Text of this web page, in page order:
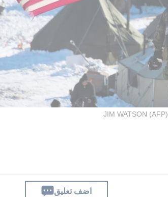
JIM WATSON (AFP)
اضف تعليق